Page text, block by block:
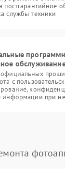
постгарантийное
службы техники
с
информации при